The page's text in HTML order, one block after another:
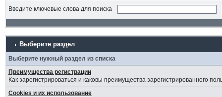
Введите ключевые слова для поиска
Выберите раздел
Выберите нужный раздел из списка
Преимущества регистрации
Как зарегистрироваться и каковы преимущества зарегистрированного
Cookies и их использование